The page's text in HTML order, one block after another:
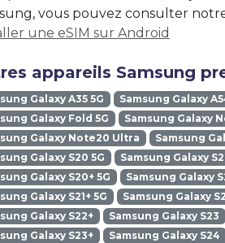
vous pouvez consulter
une eSIM sur Android
appareils Samsung
Galaxy A35 5G Samsung Galaxy
Galaxy Fold 5G
Samsung Galaxy
Galaxy Note20 Ultra
Samsung
Galaxy S20 5G
Samsung Galaxy
Galaxy S20+ 5G
Samsung Galaxy
Galaxy S21+ 5G
Samsung Galaxy
Galaxy S22+
Samsung Galaxy S23
Galaxy S23+
Samsung Galaxy S24